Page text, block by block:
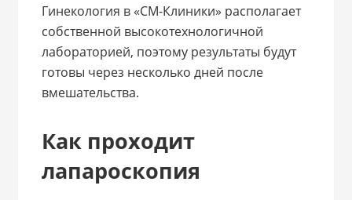
Гинекология в «СМ-Клиники» располагает
собственной высокотехнологичной
лабораторией, поэтому результаты будут
готовы через несколько дней после
вмешательства.
Как проходит
лапароскопия